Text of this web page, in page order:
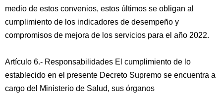
medio de estos convenios, estos últimos se obligan al
cumplimiento de los indicadores de desempeño y
compromisos de mejora de los servicios para el año 2022.
Artículo 6.- Responsabilidades El cumplimiento de lo
establecido en el presente Decreto Supremo se encuentra a
cargo del Ministerio de Salud, sus órganos